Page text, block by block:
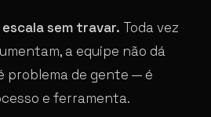
sem travar. Toda vez
a equipe não dá
problema de gente — é
e ferramenta.